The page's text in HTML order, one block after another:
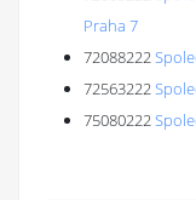
Praha 7
72088222
72563222
75080222